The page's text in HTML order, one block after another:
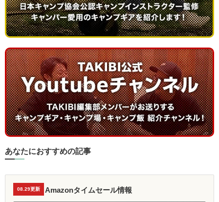
あなたにおすすめの記事
08.29更新 Amazonタイムセール情報